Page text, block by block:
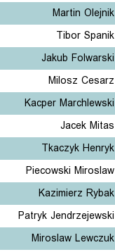
Martin Olejnik
Tibor Spanik
Jakub Folwarski
Milosz Cesarz
Kacper Marchlewski
Jacek Mitas
Tkaczyk Henryk
Piecowski Miroslaw
Kazimierz Rybak
Patryk Jendrzejewski
Miroslaw Lewczuk